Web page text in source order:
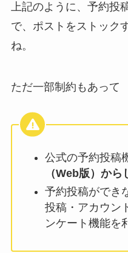
上記のように、予約投
で、ポストをストック
ね。
ただ一部制約もあって
公式の予約投稿
（Web版）か
予約投稿ができ
投稿・アカウン
ンケート機能を